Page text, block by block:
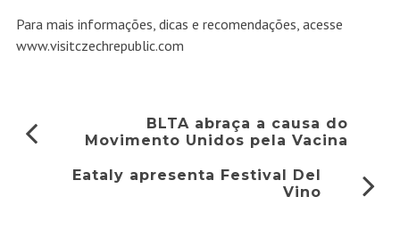
Para mais informações, dicas e recomendações, acesse
www.visitczechrepublic.com
BLTA abraça a causa do
Movimento Unidos pela Vacina
Eataly apresenta Festival Del
Vino